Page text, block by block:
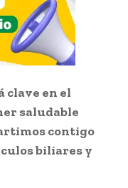
clave en el
saludable
contigo
biliares y